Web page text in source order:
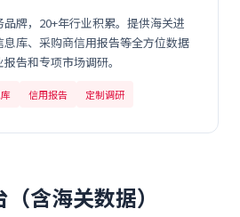
牌，20+年行业积累。提供海关进
库、采购商信用报告等全方位数据
告和专项市场调研。
信用报告 定制调研
含海关数据）